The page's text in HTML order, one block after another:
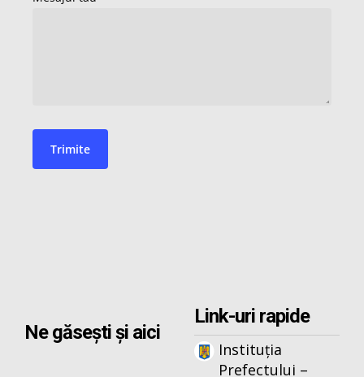
Ne găsești și aici
Link-uri rapide
Instituția
Prefectului –